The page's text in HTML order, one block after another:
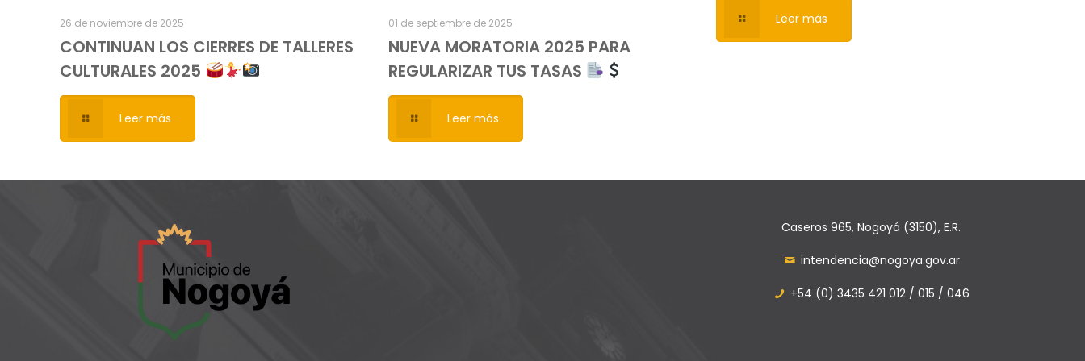
26 de noviembre de 2025
CONTINUAN LOS CIERRES DE TALLERES
CULTURALES 2025
Leer más
01 de septiembre de 2025
NUEVA MORATORIA 2025 PARA
REGULARIZAR TUS TASAS
Leer más
Leer más
Caseros 965, Nogoyá (3150), E.R.
intendencia@nogoya.gov.ar
+54 (0) 3435 421 012 / 015 / 046